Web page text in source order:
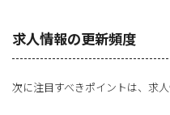
求人情報の更新頻度
次に注目すべきポイントは、求人